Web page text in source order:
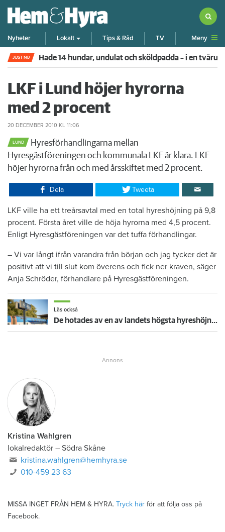
Nyheter Lokalt Tips & Råd TV Meny
JUST NU Hade 14 hundar, undulat och sköldpadda – i en
LKF i Lund höjer hyrorna
med 2 procent
20 DECEMBER 2010 KL 11:06
LUND
Hyresförhandlingarna mellan
Hyresgästföreningen och kommunala LKF är klara. LKF
höjer hyrorna från och med årsskiftet med 2 procent.
Dela Tweeta
​LKF ville ha ett treårsavtal med en total hyreshöjning på 9,8
procent. Första året ville de höja hyrorna med 4,5 procent.
Enligt Hyresgästföreningen var det tuffa förhandlingar.
– Vi var långt ifrån varandra från början och jag tycker det är
positivt att vi till slut kom överens och fick ner kraven, säger
Anja Schröder, förhandlare på Hyresgästföreningen.
Läs också
De hotades av en av landets högsta hyreshöjningar – så blev det
Kristina Wahlgren
lokalredaktör – Södra Skåne
kristina.wahlgren@hemhyra.se
010-459 23 63
MISSA INGET FRÅN HEM & HYRA. Tryck här för att följa oss på
Facebook.